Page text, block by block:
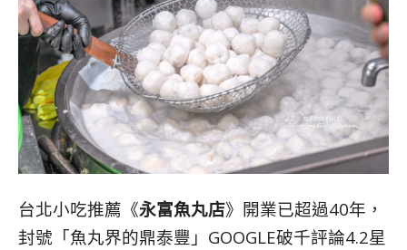
台北小吃推薦《永富魚丸店》開業已超過40年，
封號「魚丸界的鼎泰豐」GOOGLE破千評論4.2星